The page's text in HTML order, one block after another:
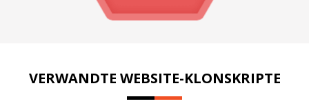
VERWANDTE WEBSITE-KLONSKRIPTE